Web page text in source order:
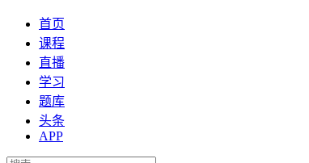
首页
课程
直播
学习
题库
头条
APP